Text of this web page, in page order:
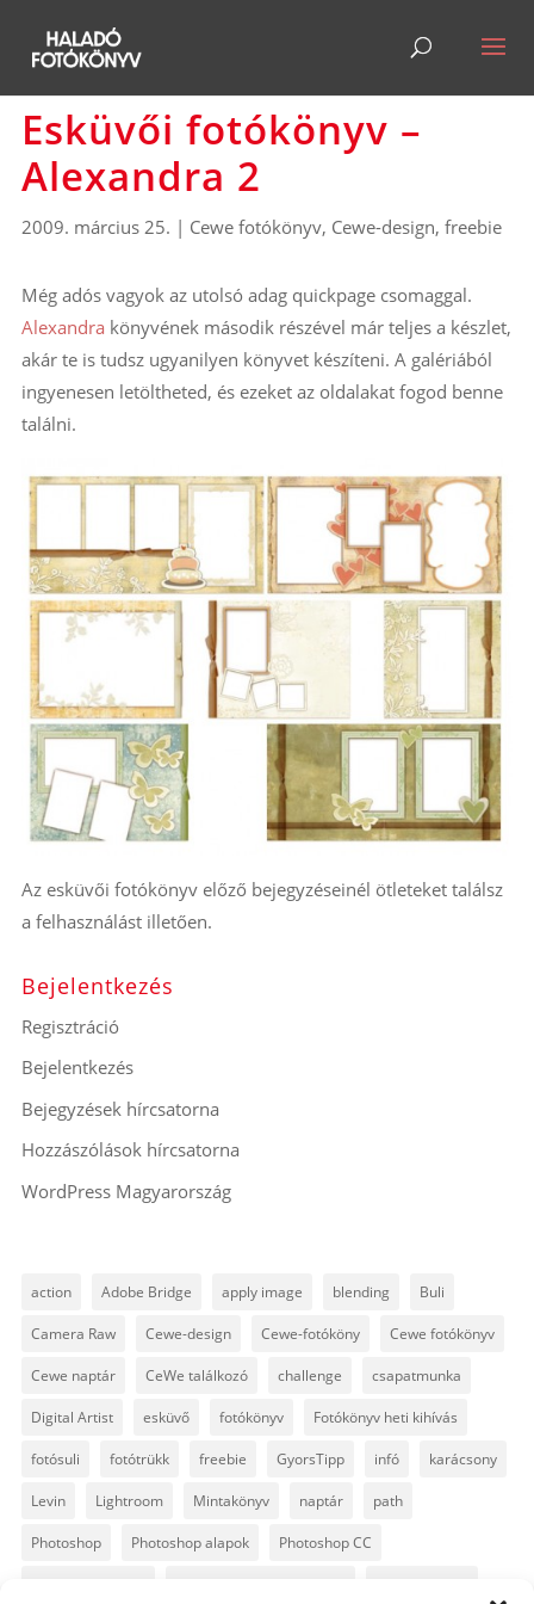
Esküvői fotókönyv –
Alexandra 2
2009. március 25. | Cewe fotókönyv, Cewe-design, freebie
Még adós vagyok az utolsó adag quickpage csomaggal.
Alexandra könyvének második részével már teljes a készlet,
akár te is tudsz ugyanilyen könyvet készíteni. A galériából
ingyenesen letöltheted, és ezeket az oldalakat fogod benne
találni.
Az esküvői fotókönyv előző bejegyzéseinél ötleteket találsz
a felhasználást illetően.
Bejelentkezés
Regisztráció
Bejelentkezés
Bejegyzések hírcsatorna
Hozzászólások hírcsatorna
WordPress Magyarország
action Adobe Bridge apply image blending Buli
Camera Raw Cewe-design Cewe-fotóköny Cewe fotókönyv
Cewe naptár CeWe találkozó challenge csapatmunka
Digital Artist esküvő fotókönyv Fotókönyv heti kihívás
fotósuli fotótrükk freebie GyorsTipp infó karácsony
Levin Lightroom Mintakönyv naptár path
Photoshop Photoshop alapok Photoshop CC